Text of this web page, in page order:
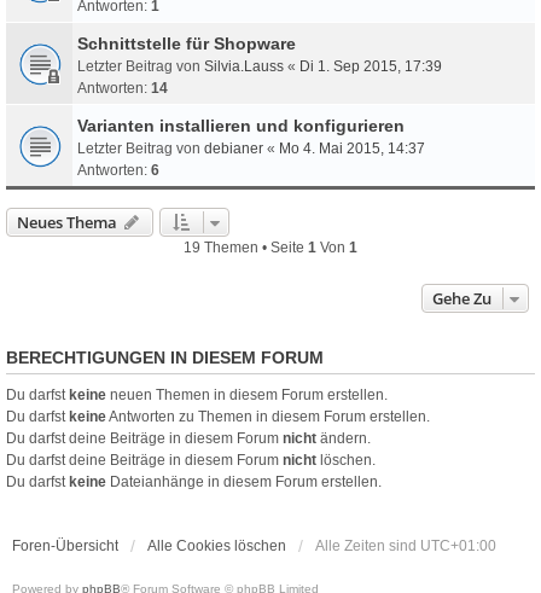
Antworten: 1
Schnittstelle für Shopware
Letzter Beitrag von Silvia.Lauss « Di 1. Sep 2015, 17:39
Antworten: 14
Varianten installieren und konfigurieren
Letzter Beitrag von debianer « Mo 4. Mai 2015, 14:37
Antworten: 6
Neues Thema
19 Themen • Seite 1 Von 1
Gehe Zu
BERECHTIGUNGEN IN DIESEM FORUM
Du darfst keine neuen Themen in diesem Forum erstellen.
Du darfst keineAntworten zu Themen in diesem Forum erstellen.
Du darfst deine Beiträge in diesem Forum nicht ändern.
Du darfst deine Beiträge in diesem Forum nicht löschen.
Du darfst keine Dateianhänge in diesem Forum erstellen.
Foren-Übersicht Alle Cookies löschen Alle Zeiten sind UTC+01:00
Powered by phpBB® Forum Software © phpBB Limited